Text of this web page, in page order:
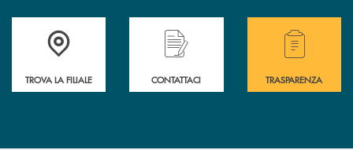
Accedi all' elenco completo delle filiali .
TROVA LA FILIALE
Hai bisogno di assistenza immediata?
CONTATTACI
Hai bisogno di
TRASPARENZA